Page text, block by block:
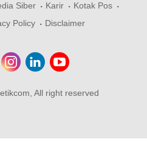
Siber Karir
Kotak Pos
Policy Disclaimer
All right reserved